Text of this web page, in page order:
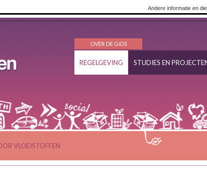
Andere informatie en
OVER DE GIDS
REGELGEVING STUDIES EN
VLOEISTOFFEN